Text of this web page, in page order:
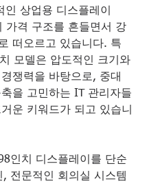
인 상업용 디스플레이
가격 구조를 흔들면서 강
떠오르고 있습니다. 특
모델은 압도적인 크기와
쟁력을 바탕으로, 중대
을 고민하는 IT 관리자들
운 키워드가 되고 있습니
인치 디스플레이를 단순
, 전문적인 회의실 시스템